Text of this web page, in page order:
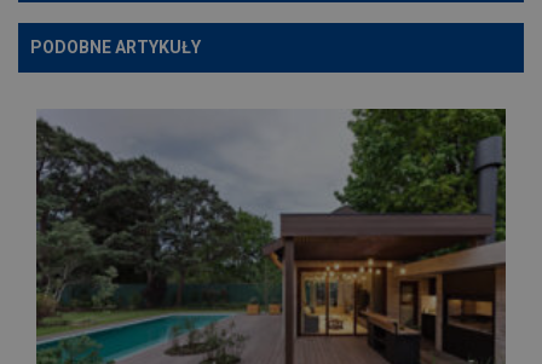
PODOBNE ARTYKUŁY